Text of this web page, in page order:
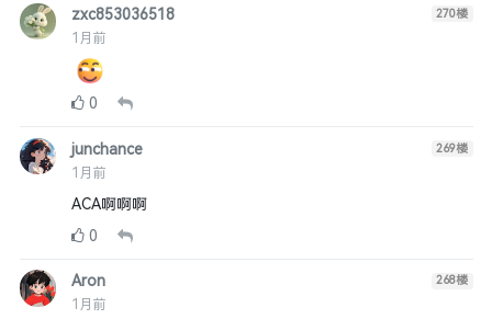
zxc853036518
1月前
270楼
0
junchance
1月前
269楼
ACA啊啊啊
0
Aron
1月前
268楼